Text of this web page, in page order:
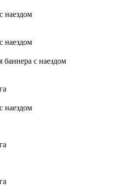
наездом
наездом
с наездом
наездом